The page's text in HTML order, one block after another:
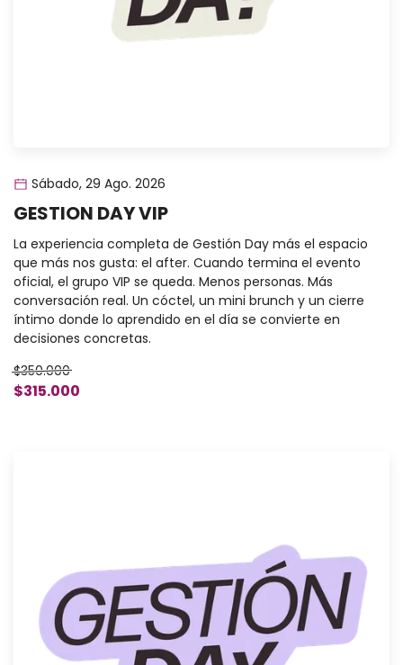
Sábado, 29 Ago. 2026
GESTION DAY VIP
La experiencia completa de Gestión Day más el espacio
que más nos gusta: el after. Cuando termina el evento
oficial, el grupo VIP se queda. Menos personas. Más
conversación real. Un cóctel, un mini brunch y un cierre
íntimo donde lo aprendido en el día se convierte en
decisiones concretas.
$350.000
$315.000